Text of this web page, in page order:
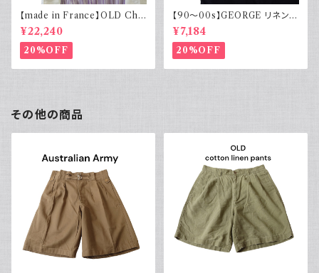
【made in France】OLD Cha
rvet ストライプ 切り替え 紫
¥22,240
20%OFF
【90～00s】GEORGE リネンレ
ーヨンシャツ 黒 ボックスシルエ
ット XL
¥7,184
20%OFF
その他の商品